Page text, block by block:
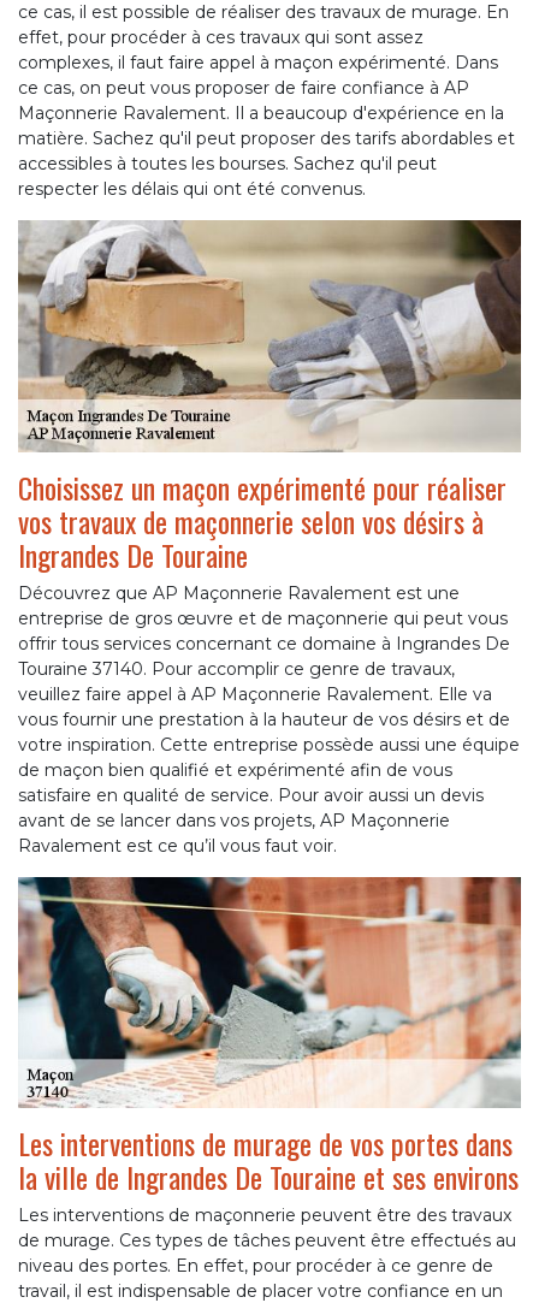
ce cas, il est possible de réaliser des travaux de murage. En
effet, pour procéder à ces travaux qui sont assez
complexes, il faut faire appel à maçon expérimenté. Dans
ce cas, on peut vous proposer de faire confiance à AP
Maçonnerie Ravalement. Il a beaucoup d'expérience en la
matière. Sachez qu'il peut proposer des tarifs abordables et
accessibles à toutes les bourses. Sachez qu'il peut
respecter les délais qui ont été convenus.
Choisissez un maçon expérimenté pour réaliser
vos travaux de maçonnerie selon vos désirs à
Ingrandes De Touraine
Découvrez que AP Maçonnerie Ravalement est une
entreprise de gros œuvre et de maçonnerie qui peut vous
offrir tous services concernant ce domaine à Ingrandes De
Touraine 37140. Pour accomplir ce genre de travaux,
veuillez faire appel à AP Maçonnerie Ravalement. Elle va
vous fournir une prestation à la hauteur de vos désirs et de
votre inspiration. Cette entreprise possède aussi une équipe
de maçon bien qualifié et expérimenté afin de vous
satisfaire en qualité de service. Pour avoir aussi un devis
avant de se lancer dans vos projets, AP Maçonnerie
Ravalement est ce qu’il vous faut voir.
Les interventions de murage de vos portes dans
la ville de Ingrandes De Touraine et ses environs
Les interventions de maçonnerie peuvent être des travaux
de murage. Ces types de tâches peuvent être effectués au
niveau des portes. En effet, pour procéder à ce genre de
travail, il est indispensable de placer votre confiance en un